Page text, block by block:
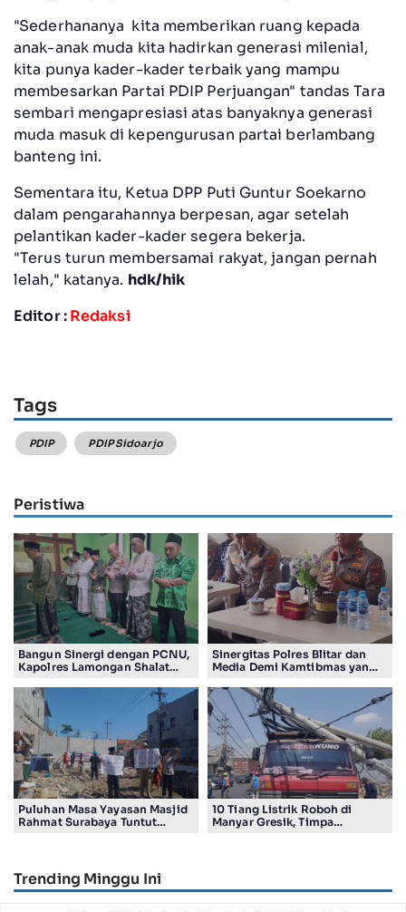
"Sederhananya kita memberikan ruang kepada
anak-anak muda kita hadirkan generasi milenial,
kita punya kader-kader terbaik yang mampu
membesarkan Partai PDIP Perjuangan" tandas Tara
sembari mengapresiasi atas banyaknya generasi
muda masuk di kepengurusan partai berlambang
banteng ini.
Sementara itu, Ketua DPP Puti Guntur Soekarno
dalam pengarahannya berpesan, agar setelah
pelantikan kader-kader segera bekerja.
"Terus turun membersamai rakyat, jangan pernah
lelah," katanya. hdk/hik
Editor :Redaksi
Tags
PDIP PDIP Sidoarjo
Peristiwa
Bangun Sinergi dengan PCNU,
Kapolres Lamongan Shalat
Pengurus
Sinergitas Polres Blitar dan
Media Demi Kamtibmas yang
Puluhan Masa Yayasan Masjid
Rahmat Surabaya Tuntut
10 Tiang Listrik Roboh di
Manyar Gresik, Timpa
Trending Minggu Ini